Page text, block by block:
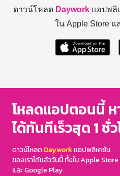
ดาวน์โหลด Daywork แอปพลิ
ใน Apple Store แ
โหลดแอปตอนนี้ ห
ได้ทันทีเร็วสุด 1 ชั่
ดาวน์โหลดDayworkแอปพลิเคชัน
ของเราได้แล้ววันนี้ ทั้งใน Apple Store
และ Google Play